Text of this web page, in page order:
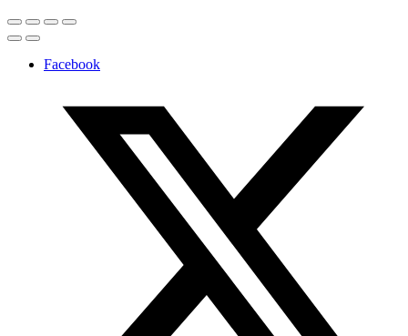
Facebook